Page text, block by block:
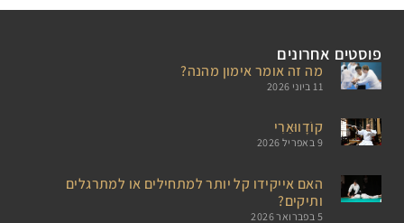
פוסטים אחרונים
מה זה אומר אימון מהנה?
11 ביוני 2026
קוֹדָווּאַרִי
9 באפריל 2026
האם אייקידו קל יותר למתחילים או למתרגלים
ותיקים?
5 בפברואר 2026